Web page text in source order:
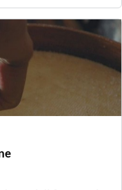
Pascolo,